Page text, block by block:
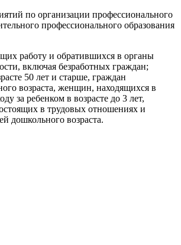
по организации профессионального
профессионального образования
работу и обратившихся в органы
включая безработных граждан;
50 лет и старше, граждан
возраста, женщин, находящихся в
за ребенком в возрасте до 3 лет,
в трудовых отношениях и
дошкольного возраста.